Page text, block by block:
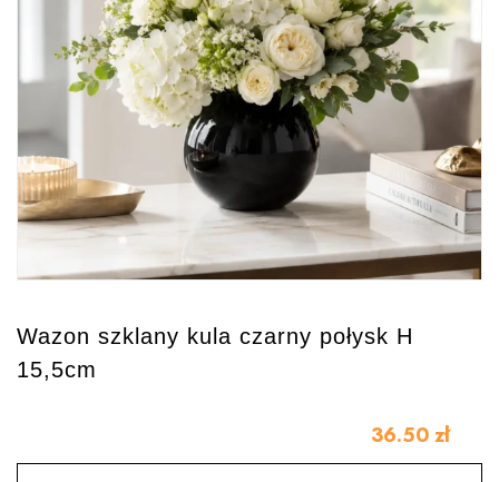
Wazon szklany kula czarny połysk H
15,5cm
36.50 zł